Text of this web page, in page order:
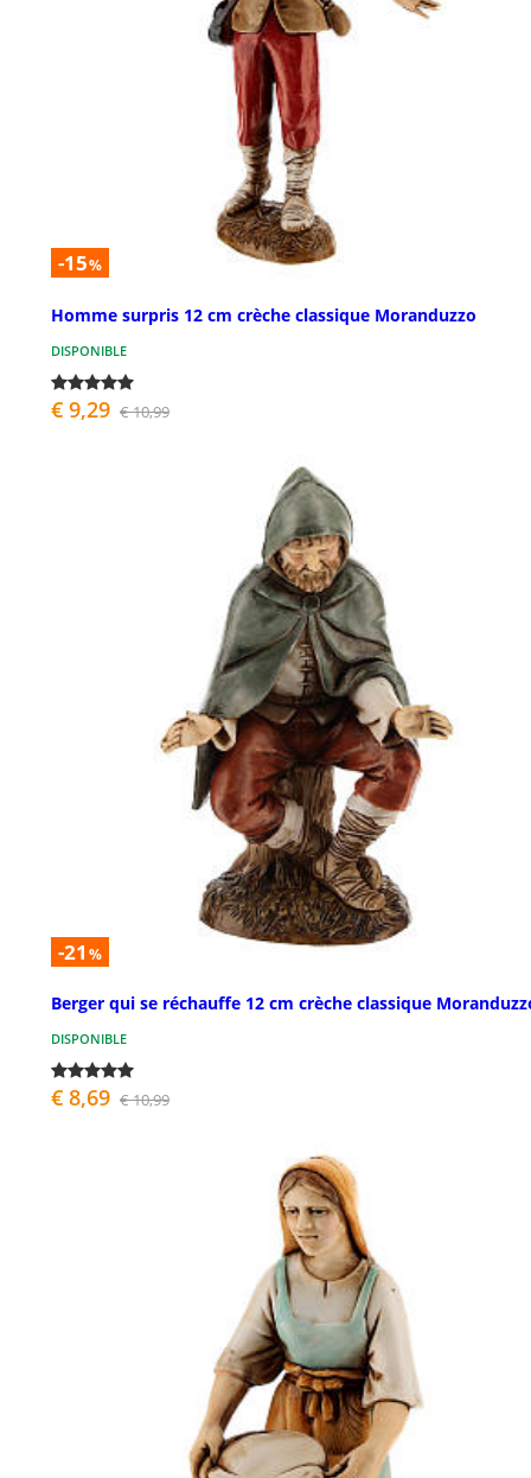
-15%
Homme surpris 12 cm crèche classique Moranduzzo
DISPONIBLE
€ 9,29 € 10,99
-21 %
Berger qui se réchauffe 12 cm crèche classique
DISPONIBLE
€ 8,69 € 10,99